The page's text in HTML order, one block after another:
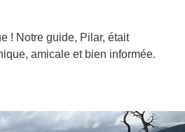
! Notre guide, Pilar, était
amicale et bien informée.